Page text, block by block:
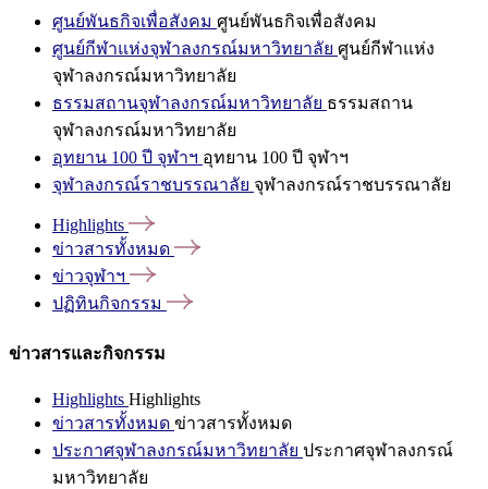
ศูนย์พันธกิจเพื่อสังคม ศูนย์พันธกิจเพื่อสังคม
ศูนย์กีฬาแห่งจุฬาลงกรณ์มหาวิทยาลัย ศูนย์กีฬาแห่ง
จุฬาลงกรณ์มหาวิทยาลัย
ธรรมสถานจุฬาลงกรณ์มหาวิทยาลัย ธรรมสถาน
จุฬาลงกรณ์มหาวิทยาลัย
อุทยาน 100 ปี จุฬาฯ อุทยาน 100 ปี จุฬาฯ
จุฬาลงกรณ์ราชบรรณาลัย จุฬาลงกรณ์ราชบรรณาลัย
Highlights
ข่าวสารทั้งหมด
ข่าวจุฬาฯ
ปฏิทินกิจกรรม
ข่าวสารและกิจกรรม
Highlights Highlights
ข่าวสารทั้งหมด ข่าวสารทั้งหมด
ประกาศจุฬาลงกรณ์มหาวิทยาลัย ประกาศจุฬาลงกรณ์
มหาวิทยาลัย